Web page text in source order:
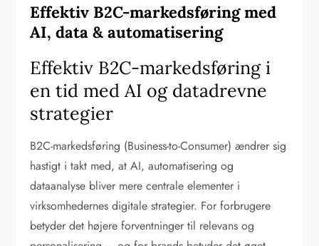
Effektiv B2C-markedsføring med
AI, data & automatisering
Effektiv B2C-markedsføring i
en tid med AI og datadrevne
strategier
B2C-markedsføring (Business-to-Consumer) ændrer sig
hastigt i takt med, at AI, automatisering og
dataanalyse bliver mere centrale elementer i
virksomhedernes digitale strategier. For forbrugere
betyder det højere forventninger til relevans og